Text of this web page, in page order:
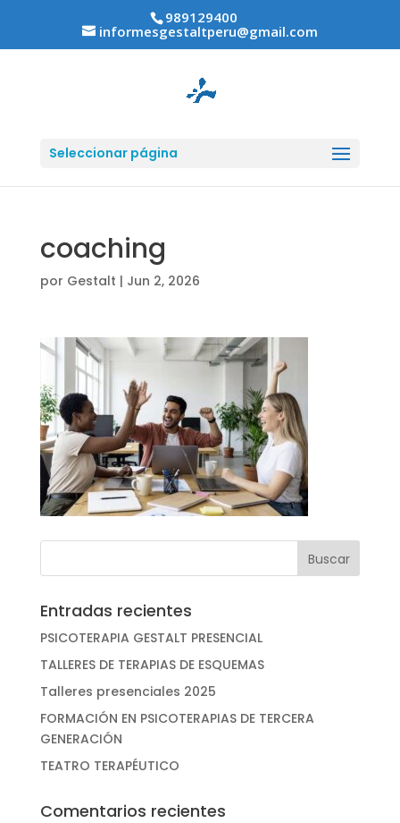
989129400
informesgestaltperu@gmail.com
Seleccionar página
coaching
por Gestalt | Jun 2, 2026
Entradas recientes
PSICOTERAPIA GESTALT PRESENCIAL
TALLERES DE TERAPIAS DE ESQUEMAS
Talleres presenciales 2025
FORMACIÓN EN PSICOTERAPIAS DE TERCERA
GENERACIÓN
TEATRO TERAPÉUTICO
Comentarios recientes